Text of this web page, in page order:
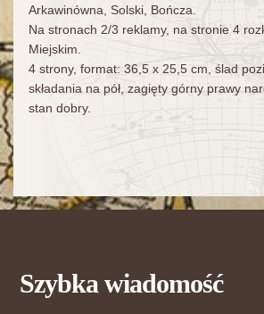
Arkawinówna, Solski, Bończa.
Na stronach 2/3 reklamy, na stronie 4
Miejskim.
4 strony, format: 36,5 x 25,5 cm, ślad
składania na pół, zagięty górny prawy
stan dobry.
Szybka wiadomość